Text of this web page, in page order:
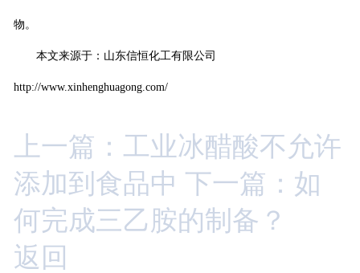
物。
本文来源于：山东信恒化工有限公司
http://www.xinhenghuagong.com/
上一篇：工业冰醋酸不允许
添加到食品中 下一篇：如
何完成三乙胺的制备？
返回